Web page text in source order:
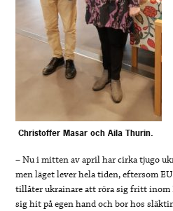
Christoffer Masar och Aila Thurin.
– Nu i mitten av april har cirka tjugo
men läget lever hela tiden, eftersom
tillåter ukrainare att röra sig fritt inom
sig hit på egen hand och bor hos